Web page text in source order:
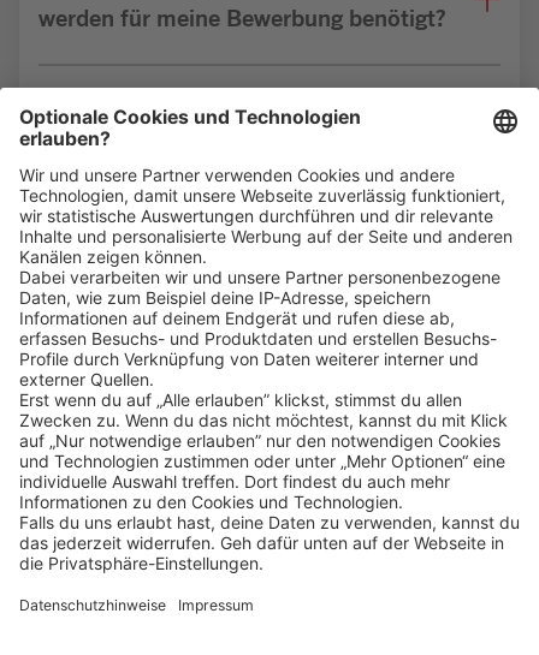
werden für meine Bewerbung benötigt?
Bin ich für die Stelle geeignet?
Klickehier, um alle offenen Jobs zu sehen.
Impressum Datenschutz
Privatsphäre-Einstellungen
FAQ
Veranstaltungen
Sitemap